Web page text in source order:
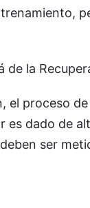
de la
el proceso
es dado de
ser